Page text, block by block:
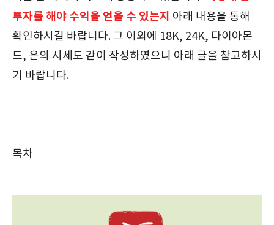
투자를 해야 수익을 얻을 수 있는지 아래 내용을 통해
확인하시길 바랍니다. 그 이외에 18K, 24K, 다이아몬
드, 은의 시세도 같이 작성하였으니 아래 글을 참고하시
기 바랍니다.
목차